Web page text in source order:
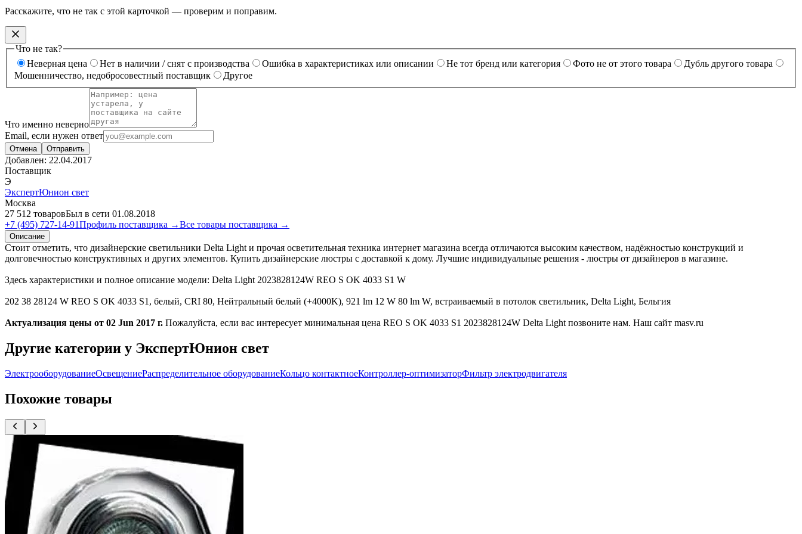
Расскажите, что не так с этой карточкой — проверим и поправим.
Что не так?
Неверная цена
Нет в наличии / снят с производства Ошибка в характеристиках или описании Не тот бренд или категория Фото не от этого товара
Дубль другого товара
Мошенничество, недобросовестный поставщик
Другое
Что именно неверно
Email, если нужен ответ
Отмена Отправить
Добавлен: 22.04.2017
Поставщик
Э
ЭкспертЮнион свет
Москва
27 512 товаровБыл в сети 01.08.2018
+7 (495) 727-14-91Профиль поставщика →Все товары поставщика →
Описание
Стоит отметить, что дизайнерские светильники Delta Light и прочая осветительная техника интернет магазина всегда отличаются высоким качеством, надёжностью конструкций и
долговечностью конструктивных и других элементов. Купить дизайнерские люстры с доставкой к дому. Лучшие индивидуальные решения - люстры от дизайнеров в магазине.
Здесь характеристики и полное описание модели: Delta Light 2023828124W REO S OK 4033 S1 W
202 38 28124 W REO S OK 4033 S1, белый, CRI 80, Нейтральный белый (+4000K), 921 lm 12 W 80 lm W, встраиваемый в потолок светильник, Delta Light, Бельгия
Актуализация цены от 02 Jun 2017 г. Пожалуйста, если вас интересует минимальная цена REO S OK 4033 S1 2023828124W Delta Light позвоните нам. Наш сайт masv.ru
Другие категории у ЭкспертЮнион свет
ЭлектрооборудованиеОсвещениеРаспределительное оборудованиеКольцо контактноеКонтроллер-оптимизаторФильтр электродвигателя
Похожие товары